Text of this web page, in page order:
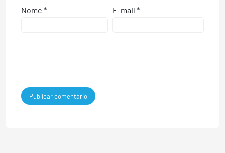
Nome * E-mail *